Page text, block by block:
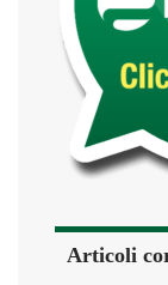
Articoli